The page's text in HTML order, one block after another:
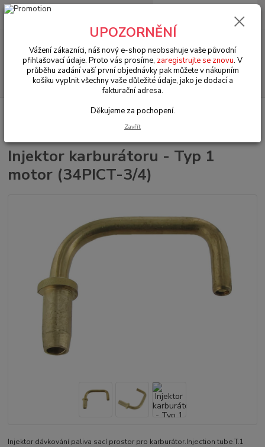
Menu
Hledat
+420 602 330 329
0 Kč
VW Brouk Typ 1 (1938 » 03)
Motory & díly (Engines & parts)
karburátoru - Typ 1 motor (34PICT-3/4)
Injektor karburátoru - Typ 1
motor (34PICT-3/4)
Injektor dávkování paliva sací prostor pro karburátor.Injection tube.T.1
UPOZORNĚNÍ
Vážení zákazníci, náš nový e-shop neobsahuje vaše původní
přihlašovací údaje. Proto vás prosíme, zaregistrujte se znovu. V
průběhu zadání vaší první objednávky pak můžete v nákupním
košíku vyplnit všechny vaše důležité údaje, jako je dodací a
fakturační adresa.
Děkujeme za pochopení.
Zavřít